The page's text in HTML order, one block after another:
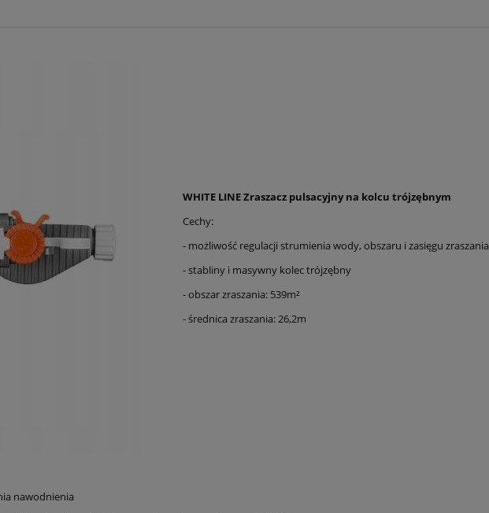
WHITE LINE Zraszacz pulsacyjny na kolcu trójzębnym
Cechy:
- możliwość regulacji strumienia wody, obszaru i zasięgu zraszania
- stabliny i masywny kolec trójzębny
- obszar zraszania: 539m²
- średnica zraszania: 26,2m
nawodnienia